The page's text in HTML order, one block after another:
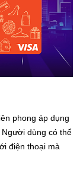
phong áp dụng
dùng có thể
điện thoại mà